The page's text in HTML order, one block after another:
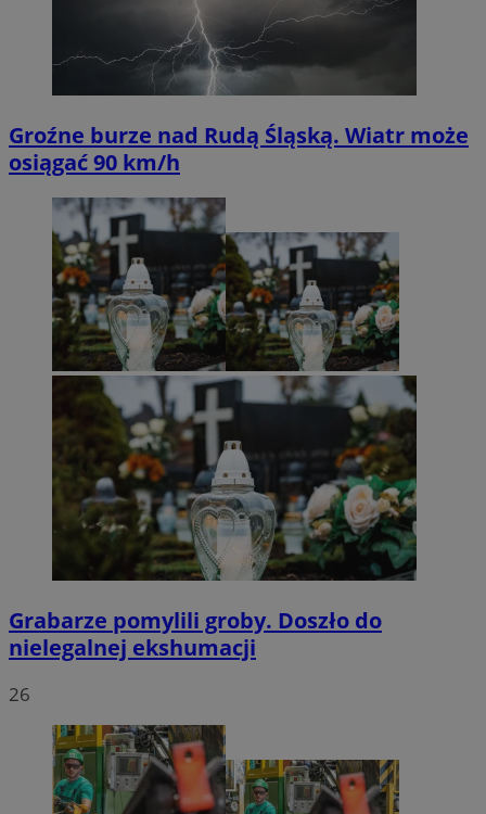
Groźne burze nad Rudą Śląską. Wiatr może
osiągać 90 km/h
Grabarze pomylili groby. Doszło do
nielegalnej ekshumacji
26